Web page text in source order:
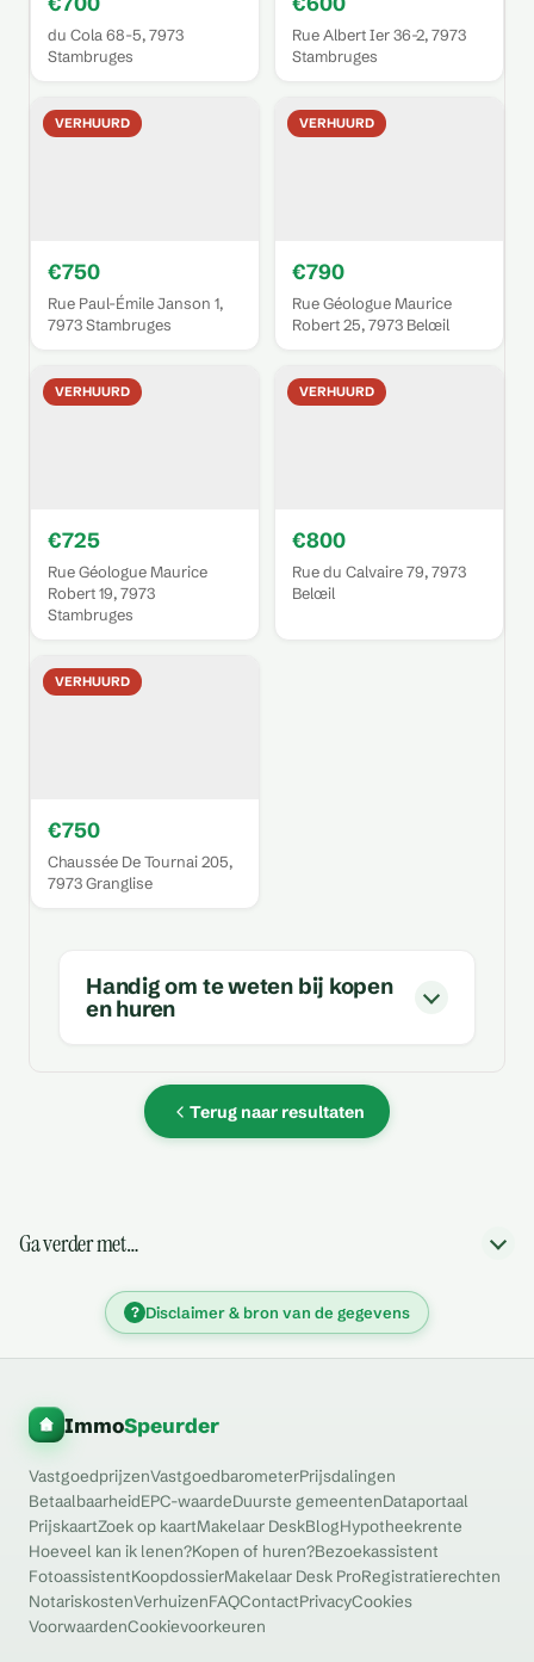
du Cola 68-5, 7973
Stambruges
Rue Albert Ier 36-2, 7973
Stambruges
VERHUURD
€750
Rue Paul-Émile Janson 1,
7973 Stambruges
VERHUURD
€790
Rue Géologue Maurice
Robert 25, 7973 Belœil
VERHUURD
€725
Rue Géologue Maurice
Robert 19, 7973
Stambruges
VERHUURD
€800
Rue du Calvaire 79, 7973
Belœil
VERHUURD
€750
Chaussée De Tournai 205,
7973 Granglise
Handig om te weten bij kopen
en huren
Terug naar resultaten
Ga verder met…
? Disclaimer & bron van de gegevens
ImmoSpeurder
VastgoedprijzenVastgoedbarometerPrijsdalingen
BetaalbaarheidEPC-waardeDuurste gemeentenDataportaal
PrijskaartZoek op kaartMakelaar DeskBlogHypotheekrente
Hoeveel kan ik lenen?Kopen of huren?Bezoekassistent
FotoassistentKoopdossierMakelaar Desk ProRegistratierechten
NotariskostenVerhuizenFAQContactPrivacyCookies
VoorwaardenCookievoorkeuren